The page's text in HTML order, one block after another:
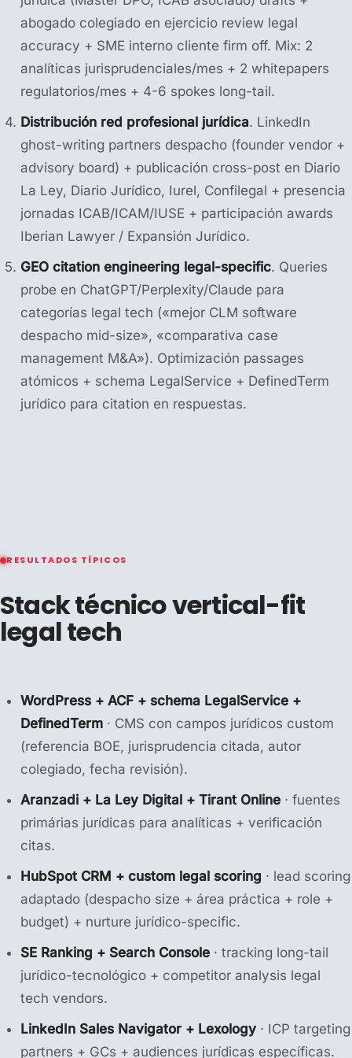
abogado colegiado en ejercicio review legal
accuracy + SME interno cliente firm off. Mix: 2
analíticas jurisprudenciales/mes + 2 whitepapers
regulatorios/mes + 4-6 spokes long-tail.
Distribución red profesional jurídica. LinkedIn
ghost-writing partners despacho (founder vendor +
advisory board) + publicación cross-post en Diario
La Ley, Diario Jurídico, Iurel, Confilegal + presencia
jornadas ICAB/ICAM/IUSE + participación awards
Iberian Lawyer / Expansión Jurídico.
GEO citation engineering legal-specific. Queries
probe en ChatGPT/Perplexity/Claude para
categorías legal tech («mejor CLM software
despacho mid-size», «comparativa case
management M&A»). Optimización passages
atómicos + schema LegalService + DefinedTerm
jurídico para citation en respuestas.
RESULTADOS TÍPICOS
Stack técnico vertical-fit
legal tech
WordPress + ACF + schema LegalService +
DefinedTerm · CMS con campos jurídicos custom
(referencia BOE, jurisprudencia citada, autor
colegiado, fecha revisión).
Aranzadi + La Ley Digital + Tirant Online · fuentes
primárias jurídicas para analíticas + verificación
citas.
HubSpot CRM + custom legal scoring · lead scoring
adaptado (despacho size + área práctica + role +
budget) + nurture jurídico-specific.
SE Ranking + Search Console · tracking long-tail
jurídico-tecnológico + competitor analysis legal
tech vendors.
LinkedIn Sales Navigator + Lexology · ICP targeting
partners + GCs + audiences jurídicas específicas.